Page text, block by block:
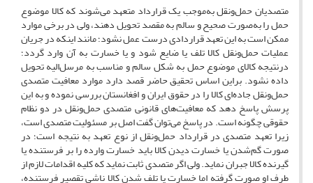
متصدیان حمل‌ونقل به‌موجب یک قرارداد متعهد می‌شوند که کالا موضوع
حمل را به‌صورت صحیح و سالم به مقصد تحویل دهند، ولی در برخی موارد
ممکن است به این تعهد قراردادی درست عمل نشود؛ مانند اینکه در جریان
عملیات حمل‌ونقل کالا تلف یا ضایع شود و یا خسارت به آن وارد گردد؛
درنتیجه کالای موضوع حمل به شکل سالم و مناسب به مرسل‌الیه تحویل
داده نشود. براین اساس تحقیق حاضر قصد دارد موارد معافیت متصدی
حمل‌ونقل جاده‌ای کالا را در حقوق ایران و افغانستان بررسی نموده و به این
پرسش پاسخ دهد که معافیت‌های قانونی متصدی حمل‌ونقل در دو نظام
حقوقی چگونه است. در پاسخ می‌توان گفت اصل بر مسئولیت متصدی است،
زیرا تعهد متصدی در قرارداد حمل‌ونقل از نوع تعهد به نتیجه است؛ در
صورت گم‌شدن یا خسارت دیدن کالا باید خسارت وارده را بر فرستنده یا
گیرنده کالا جبران نماید. ولی اگر متصدی ثابت نماید که کلیه اقدامات لازم از
طرف او صورت گرفته اما خسارت یا تلف شدن کالا ناشی تقصیر فرستنده،